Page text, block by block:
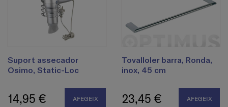
Suport assecador
Osimo, Static-Loc
14,95 € AFEGEIX
Tovalloler barra, Ronda,
inox, 45 cm
23,45 € AFEGEIX